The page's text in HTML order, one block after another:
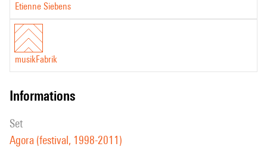
Etienne Siebens
musikFabrik
informations
set
Agora (festival, 1998-2011)